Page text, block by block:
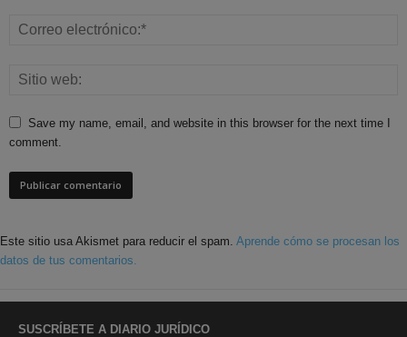
Save my name, email, and website in this browser for the next time I
comment.
Este sitio usa Akismet para reducir el spam. Aprende cómo se procesan los
datos de tus comentarios.
SUSCRÍBETE A DIARIO JURÍDICO